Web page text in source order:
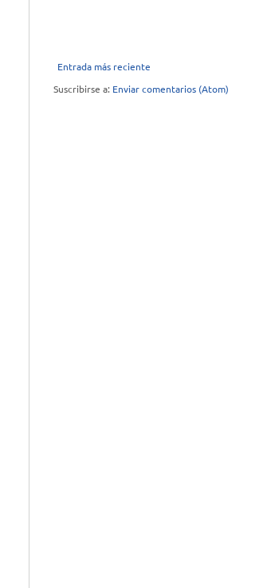
Entrada más reciente
Suscribirse a: Enviar comentarios (Atom)